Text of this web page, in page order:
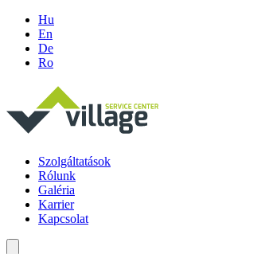
Hu
En
De
Ro
Szolgáltatások
Rólunk
Galéria
Karrier
Kapcsolat